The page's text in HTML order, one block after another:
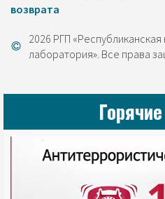
возврата
2026 РГП
лаборатория». Все права